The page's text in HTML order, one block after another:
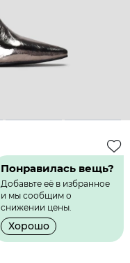
4 5
Понравилась вещь?
Добавьте её в избранное
и мы сообщим о
снижении цены.
Хорошо
1 Отзыв